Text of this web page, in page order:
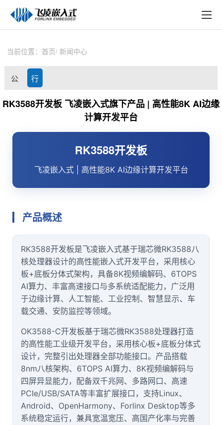
技术与支持
在线文档
方案定制
天猫商城
新闻中心
在线购买
当前位置： 首页 新闻中心
公
司
行
业
RK3588开发板 飞凌嵌入式旗下产品 | 高性能8K AI边缘
计算开发平台
RK3588开发板
飞凌嵌入式| 高性能8K AI边缘计算开发平台
产品概述
RK3588开发板是飞凌嵌入式基于瑞芯微RK3588八
核处理器设计的高性能嵌入式开发平台，采用核心
板+底板分体式架构，具备8K视频编解码、6TOPS
AI算力、丰富高速接口与多系统适配能力，广泛用
于边缘计算、人工智能、工业控制、智慧显示、 车
载交通、 安防监控等领域。
OK3588-C开发板基于瑞芯微RK3588处理器打造
的高性能工业级开发平台，采用核心板+底板分体式
设计，完整引出处理器全部功能接口。产品搭载
8nm八核架构、6TOPS AI算力、8K视频编解码与
四屏异显能力，配备双千兆网、多路网口、高速
PCIe/USB/SATA等丰富扩展接口，支持Linux、
Android、OpenHarmony、Forlinx Desktop等多
系统稳定运行，兼具宽温宽压、高国产化率与完善